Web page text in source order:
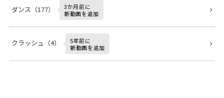
ダンス（177）
3か月前に
新動画を追加
クラッシュ（4）
5年前に
新動画を追加